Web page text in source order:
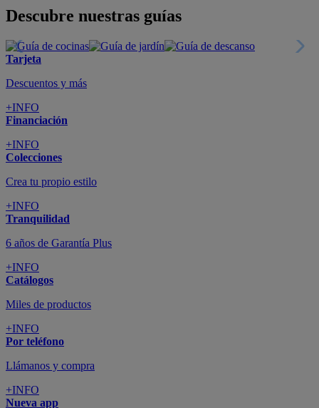
Descubre nuestras guías
Tarjeta
Descuentos y más
+INFO
Financiación
+INFO
Colecciones
Crea tu propio estilo
+INFO
Tranquilidad
6 años de Garantía Plus
+INFO
Catálogos
Miles de productos
+INFO
Por teléfono
Llámanos y compra
+INFO
Nueva app